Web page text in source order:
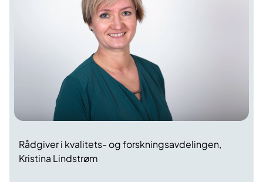
Rådgiver i kvalitets- og forskningsavdelingen,
Kristina Lindstrøm